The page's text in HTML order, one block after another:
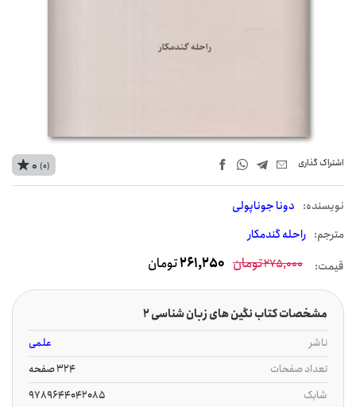
اشتراک‌ گذاری
نويسنده: دونا جوناپولی
مترجم: راحله گندمکار
0 (0)
قیمت: 275,000تومان 261,250تومان
مشخصات کتاب نگین های زبان شناسی 2
ناشر
علمی
تعداد صفحات
324 صفحه
شابک
9789644042085